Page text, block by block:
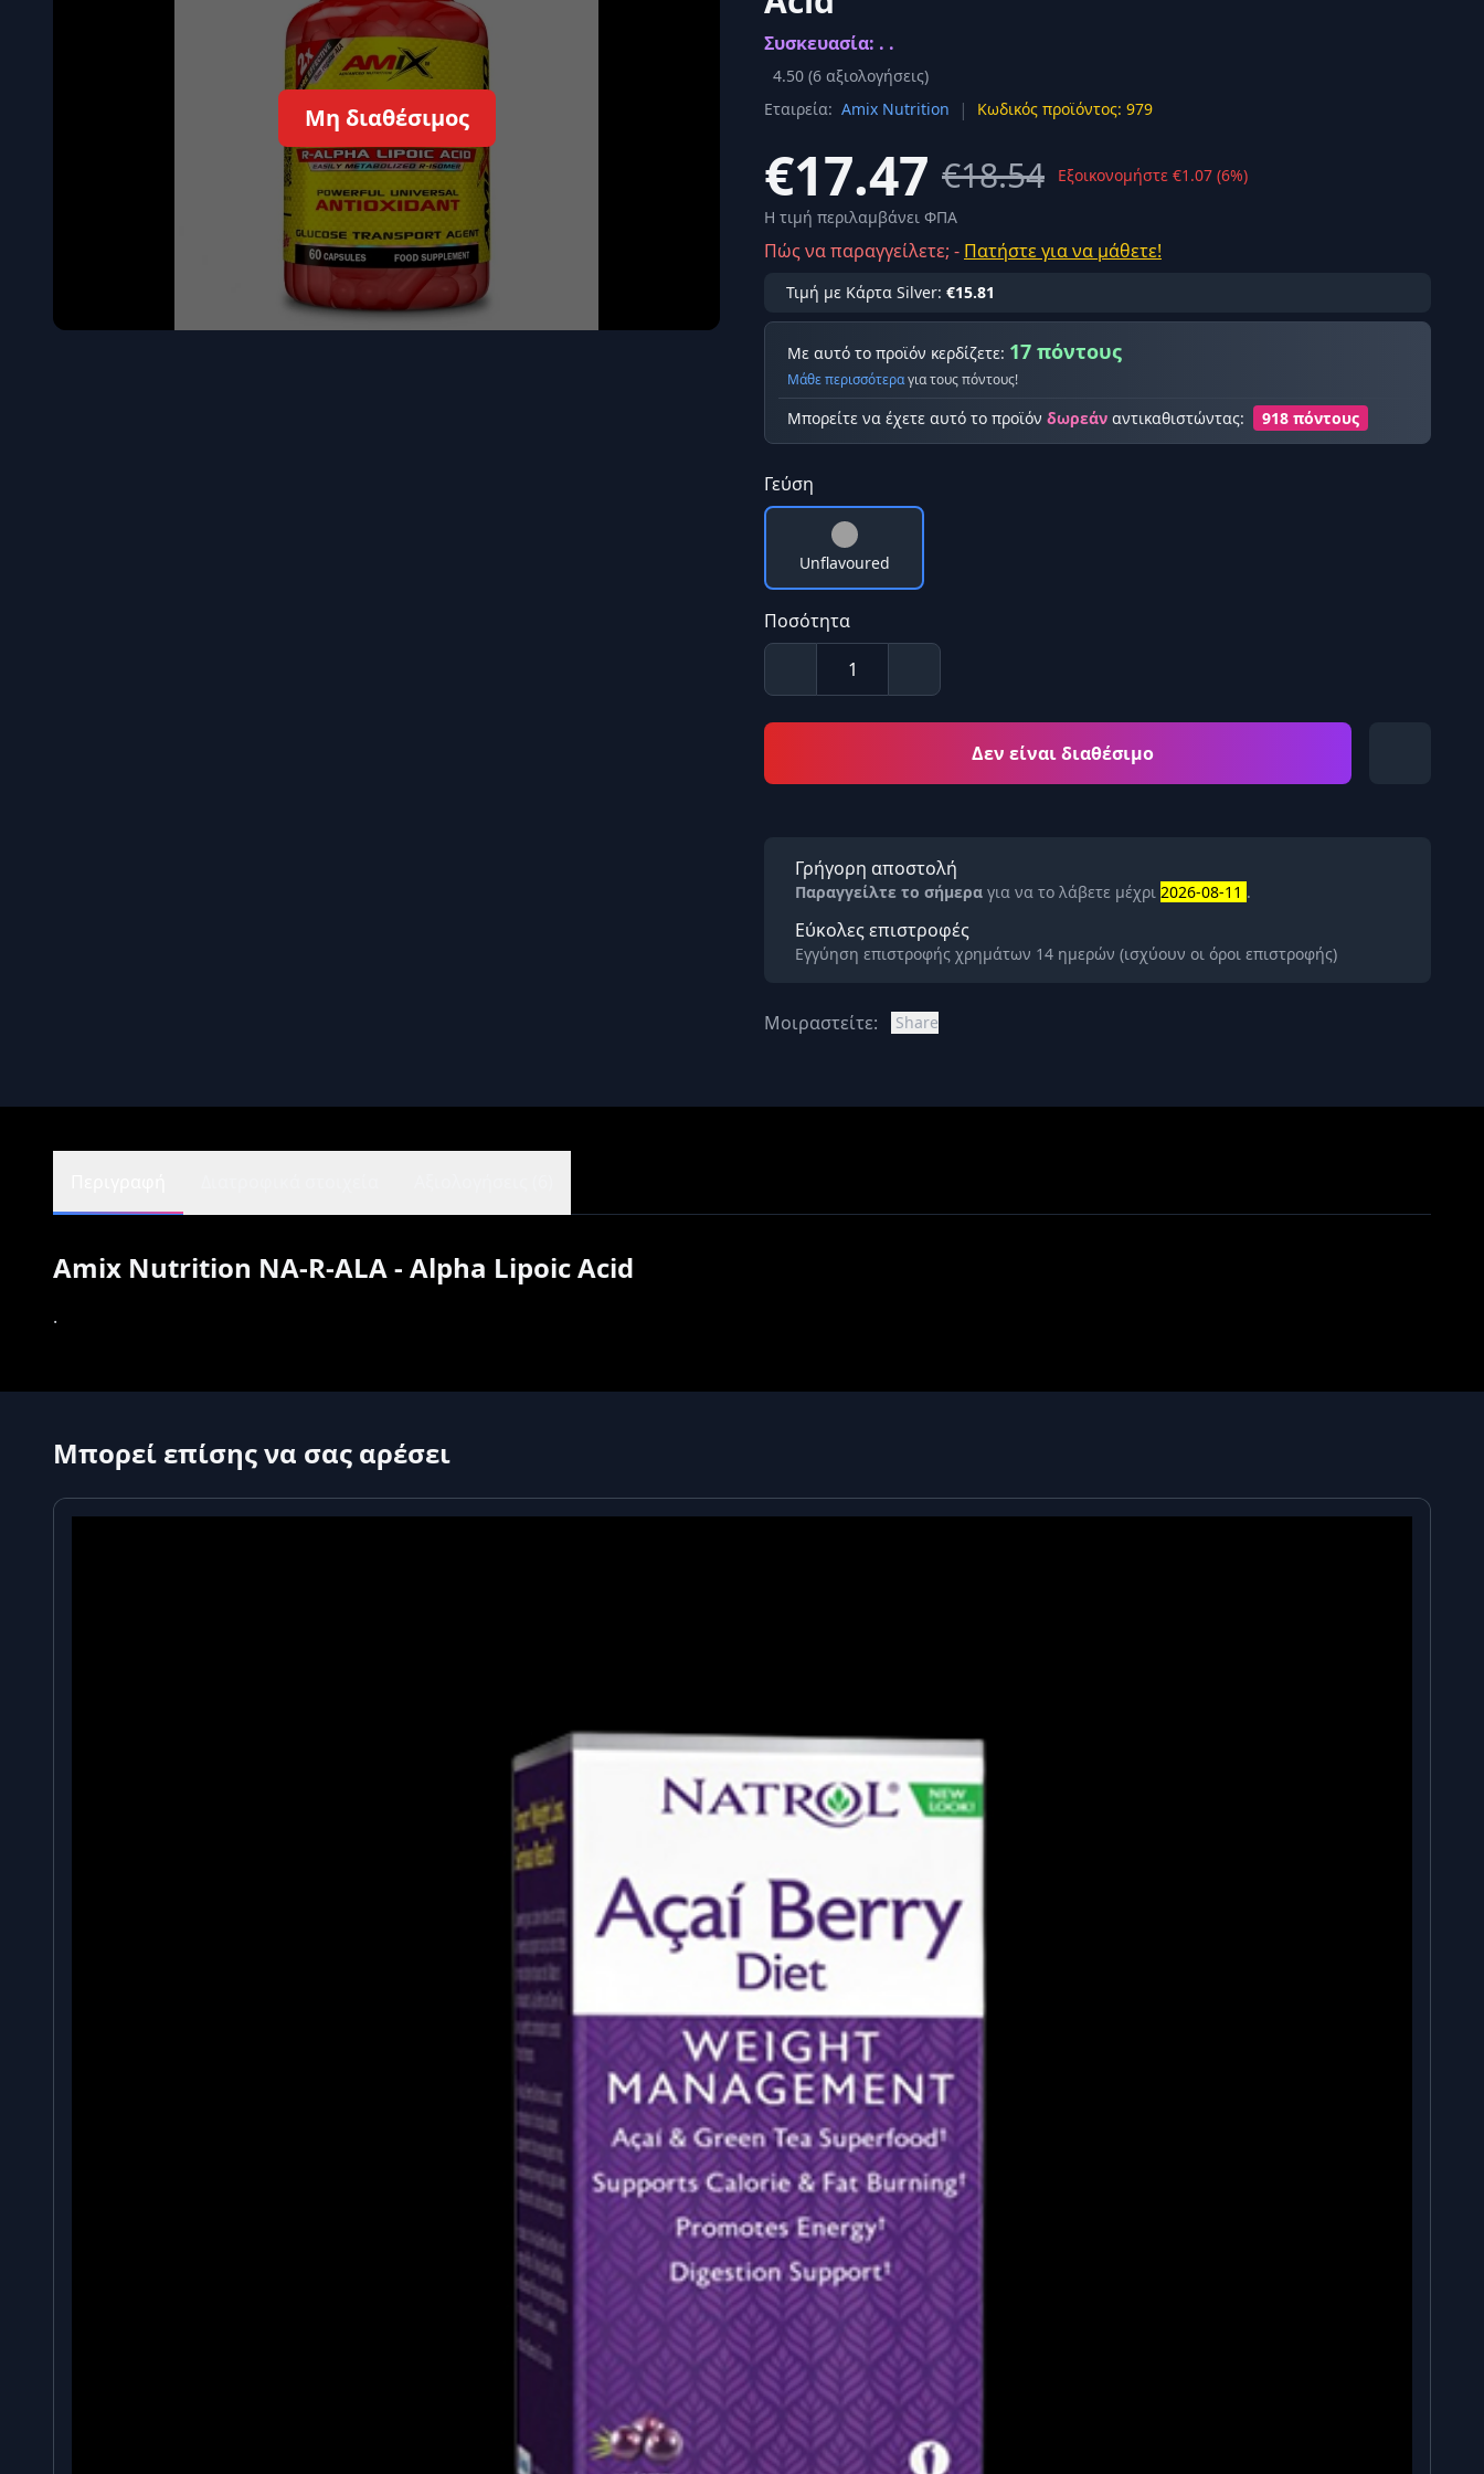
Όγκου
Διεγερτικά
Τεστοστερόνης
Μη διαθέσιμος
Συσκευασία: . .
4.50 (6 αξιολογήσεις)
Εταιρεία: Amix Nutrition | Κωδικός προϊόντος: 979
€17.47 €18.54
Εξοικονομήστε €1.07 (6%)
Η τιμή περιλαμβάνει ΦΠΑ
Πώς να παραγγείλετε; - Πατήστε για να μάθετε!
Τιμή με Κάρτα Silver: €15.81
Με αυτό το προϊόν κερδίζετε: 17 πόντους
Μάθε περισσότεραγια τους πόντους!
Μπορείτε να έχετε αυτό το προϊόν δωρεάν αντικαθιστώντας: 918 πόντους
Γεύση
Unflavoured
Ποσότητα
Δεν είναι διαθέσιμο
Γρήγορη αποστολή
Παραγγείλτε το σήμερα για να το λάβετε μέχρι 2026-08-11 .
Εύκολες επιστροφές
Εγγύηση επιστροφής χρημάτων 14 ημερών (ισχύουν οι όροι επιστροφής)
Μοιραστείτε: Share
Amix Nutrition NA-R-ALA - Alpha Lipoic Acid
.
Μπορεί επίσης να σας αρέσει
Σύνδεση
Εγγραφείτε εδώ
Επιστροφή